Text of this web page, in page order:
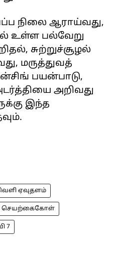
நிலை ஆராய்வது,
உள்ள பல்வேறு
சுற்றுச்சூழல்
மருத்துவத்
பயன்பாடு,
அறிவது
இந்த
ஏவுதளம்
செயற்கைகோள்
7